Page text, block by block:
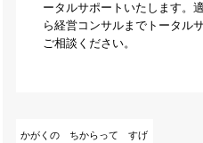
ータルサポートいたします。
ら経営コンサルまでトータル
ご相談ください。
かがくの ちからって すげ